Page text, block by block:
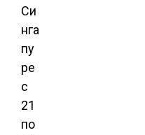
Си
нга
пу
ре
с
21
по